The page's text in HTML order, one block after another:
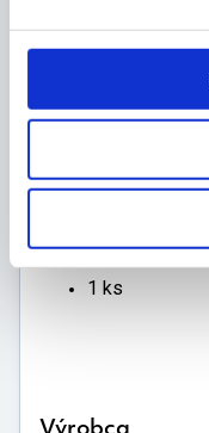
hĺbka
výška
celková
celková
hmotnosť
maximálna
Balenie:
1 ks